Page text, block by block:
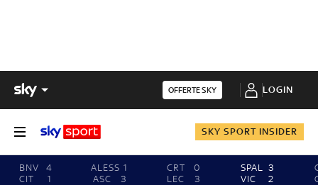
OFFERTE SKY LOGIN
SKY SPORT INSIDER
BNV
4
CIT
1
ALESS 1
ASC
3
CRT
0
LEC
3
SPAL
3
VIC
2